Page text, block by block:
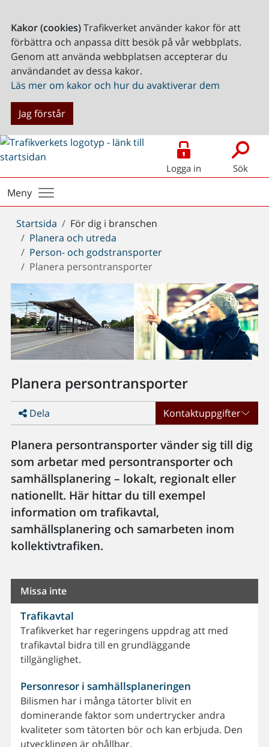
Kakor (cookies)Trafikverket använder kakor för att
förbättra och anpassa ditt besök på vår webbplats.
Genom att använda webbplatsen accepterar du
användandet av dessa kakor.
Läs mer om kakor och hur du avaktiverar dem
Jag förstår
Logga in Sök
Meny
Du
är
här:
Startsida
För dig i branschen
Planera och utreda
Person- och godstransporter
Planera persontransporter
Planera persontransporter
Dela Kontaktuppgifter
Planera persontransporter vänder sig till dig
som arbetar med persontransporter och
samhällsplanering – lokalt, regionalt eller
nationellt. Här hittar du till exempel
information om trafikavtal,
samhällsplanering och samarbeten inom
kollektivtrafiken.
Missa inte
Trafikavtal
Trafikverket har regeringens uppdrag att med
trafikavtal bidra till en grundläggande
tillgänglighet.
Personresor i samhällsplaneringen
Bilismen har i många tätorter blivit en
dominerande faktor som undertrycker andra
kvaliteter som tätorten bör och kan erbjuda. Den
utvecklingen är ohållbar.